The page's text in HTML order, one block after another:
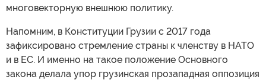
многовекторную внешнюю политику.
Напомним, в Конституции Грузии с 2017 года
зафиксировано стремление страны к членству в НАТО
и в ЕС. И именно на такое положение Основного
закона делала упор грузинская прозападная оппозиция